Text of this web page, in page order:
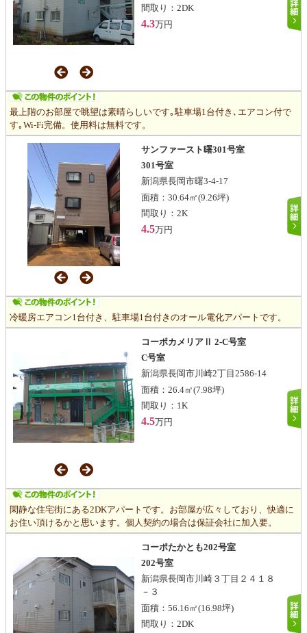
間取り： 2DK
4.3万円
最上階のお部屋で眺望は素晴らしいです｡駐車場1台付き､エアコン付で
す｡Wi-Fi完備。使用料は無料です。
サンファースト曙301号室
301号室
新潟県長岡市曙3-4-17
面積： 30.64㎡(9.26坪)
間取り： 2K
4.5万円
冷暖房エアコン1台付き、駐車場1台付きのオール電化アパートです。
コーポカメリアⅡ 2-C号室
C号室
新潟県長岡市川崎2丁目2586-14
面積： 26.4㎡(7.98坪)
間取り： 1K
4.5万円
閑静な住宅街にある2DKアパートです。お部屋が広々しており、快適に
お住い頂けるかと思います。個人契約の場合は保証会社に加入要。
コーポたかとも202号室
202号室
新潟県長岡市川崎３丁目２４１８
－３
面積： 56.16㎡(16.98坪)
間取り： 2DK